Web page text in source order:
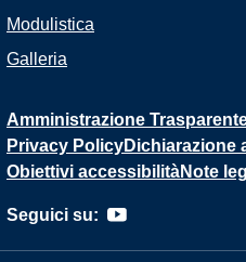
Modulistica
Galleria
Amministrazione
Privacy PolicyDichiarazione
Obiettivi accessibilitàNote
Seguici su: